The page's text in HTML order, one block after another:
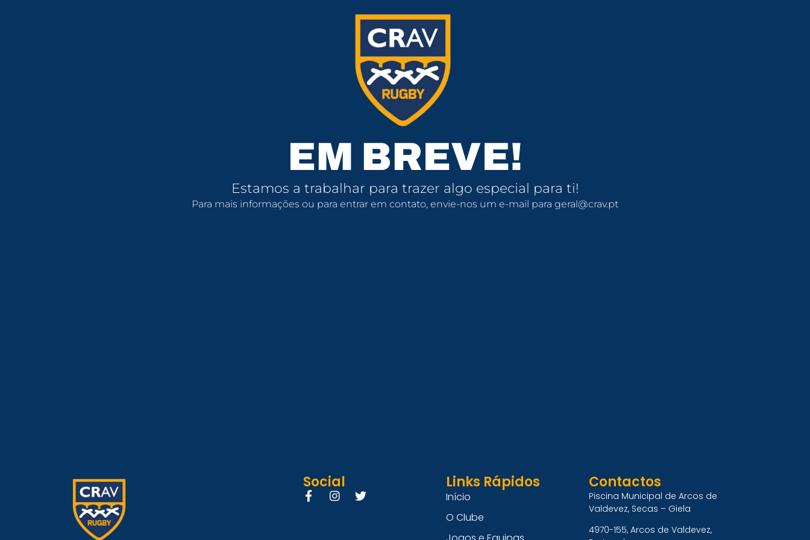
EM BREVE!
Estamos a trabalhar para trazer algo especial para ti!
Para mais informações ou para entrar em contato, envie-nos um e-mail para geral@crav.pt
Social Links Rápidos
Início
O Clube
Contactos
Piscina Municipal de Arcos de
Valdevez, Secas – Giela
4970-155, Arcos de Valdevez,